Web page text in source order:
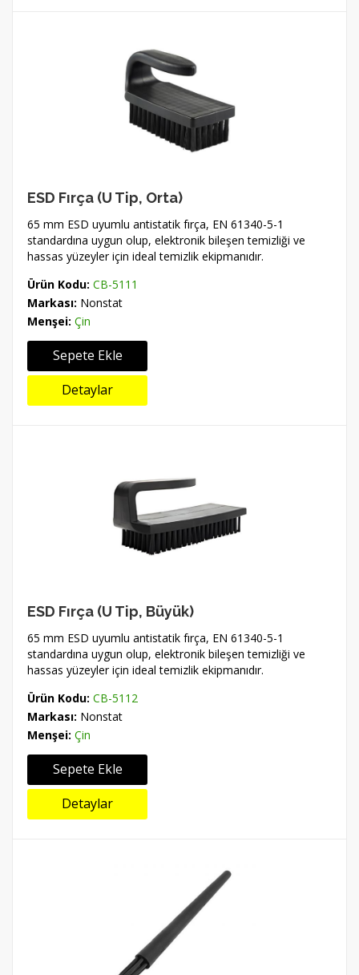
ESD Fırça (U Tip, Orta)
65 mm ESD uyumlu antistatik fırça, EN 61340-5-1
standardına uygun olup, elektronik bileşen temizliği ve
hassas yüzeyler için ideal temizlik ekipmanıdır.
Ürün Kodu: CB-5111
Markası: Nonstat
Menşei: Çin
Sepete Ekle
Detaylar
ESD Fırça (U Tip, Büyük)
65 mm ESD uyumlu antistatik fırça, EN 61340-5-1
standardına uygun olup, elektronik bileşen temizliği ve
hassas yüzeyler için ideal temizlik ekipmanıdır.
Ürün Kodu: CB-5112
Markası: Nonstat
Menşei: Çin
Sepete Ekle
Detaylar